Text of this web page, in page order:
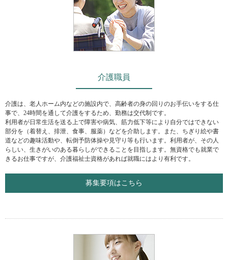
介護職員
介護は、老人ホーム内などの施設内で、高齢者の身の回りのお手伝いをする仕
事で、24時間を通して介護をするため、勤務は交代制です。
利用者が日常生活を送る上で障害や病気、筋力低下等により自分ではできない
部分を（着替え、排泄、食事、服薬）などを介助します。また、ちぎり絵や書
道などの趣味活動や、転倒予防体操や見守り等も行います。利用者が、その人
らしい、生きがいのある暮らしができることを目指します。無資格でも就業で
きるお仕事ですが、介護福祉士資格があれば就職にはより有利です。
募集要項はこちら